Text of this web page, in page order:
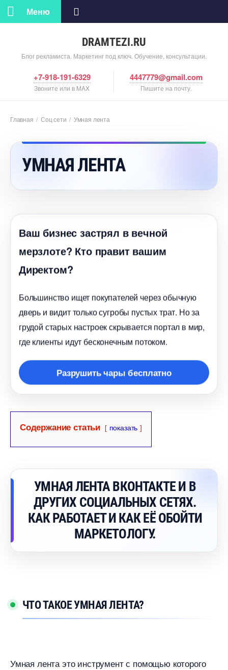
DRAMTEZI.RU
Блог рекламиста. Маркетинг под ключ. Обучение, консультации.
Меню
+7-918-191-6329
Звоните или в MAX
4447779@gmail.com
Пишите на почту.
Главная / Соц сети / Умная лента
УМНАЯ ЛЕНТА
аш бизнес застрял в вечной
мерзлоте? Кто правит вашим
Директом?
Большинство ищет покупателей через обычную
дверь и видит только сугробы пустых трат. Но за
рудой старых настроек скрывается портал в мир,
де клиенты идут бесконечным потоком.
Разрушить чары бесплатно
Содержание статьи показать
УМНАЯ ЛЕНТА ВКОНТАКТЕ И
ДРУГИХ СОЦИАЛЬНЫХ СЕТЯХ.
КАК РАБОТАЕТ И КАК ЕЁ ОБОЙТИ
МАРКЕТОЛОГУ.
ЧТО ТАКОЕ УМНАЯ ЛЕНТА?
Умная лента это инструмент с помощью которого